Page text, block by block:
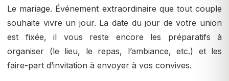
Le mariage. Événement extraordinaire que tout couple
souhaite vivre un jour. La date du jour de votre union
est fixée, il vous reste encore les préparatifs à
organiser (le lieu, le repas, l’ambiance, etc.) et les
faire-part d’invitation à envoyer à vos convives.